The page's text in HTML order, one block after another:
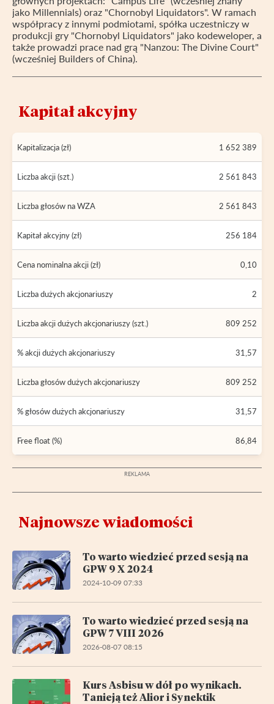
jako Millennials) oraz "Chornobyl Liquidators". W ramach
współpracy z innymi podmiotami, spółka uczestniczy w
produkcji gry "Chornobyl Liquidators" jako kodeweloper, a
także prowadzi prace nad grą "Nanzou: The Divine Court"
(wcześniej Builders of China).
Kapitał akcyjny
Kapitalizacja (zł) 1 652 389
Liczba akcji (szt.) 2 561 843
Liczba głosów na WZA 2 561 843
Kapitał akcyjny (zł) 256 184
Cena nominalna akcji (zł) 0,10
Liczba dużych akcjonariuszy 2
Liczba akcji dużych akcjonariuszy (szt.) 809 252
% akcji dużych akcjonariuszy 31,57
Liczba głosów dużych akcjonariuszy 809 252
% głosów dużych akcjonariuszy 31,57
Free float (%) 86,84
Najnowsze wiadomości
To warto wiedzieć przed sesją na
GPW 9 X 2024
2024-10-09 07:33
To warto wiedzieć przed sesją na
GPW 7 VIII 2026
2026-08-07 08:15
Kurs Asbisu w dół po wynikach.
Tanieją też Alior i Synektik